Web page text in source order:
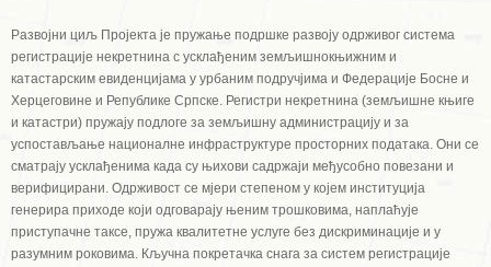
Развојни циљ Пројекта је пружање подршке развоју одрживог система
регистрације некретнина с усклађеним земљишнокњижним и
катастарским евиденцијама у урбаним подручјима и Федерације Босне и
Херцеговине и Републике Српске. Регистри некретнина (земљишне књиге
и катастри) пружају подлоге за земљишну администрацију и за
успостављање националне инфраструктуре просторних података. Они се
сматрају усклађенима када су њихови садржаји међусобно повезани и
верифицирани. Одрживост се мјери степеном у којем институција
генерира приходе који одговарају њеним трошковима, наплаћује
приступачне таксе, пружа квалитетне услуге без дискриминације и у
разумним роковима. Кључна покретачка снага за систем регистрације